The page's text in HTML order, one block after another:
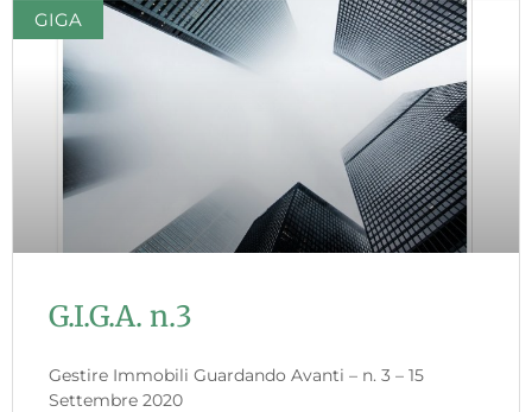
GIGA
G.I.G.A. n.3
Gestire Immobili Guardando Avanti – n. 3 – 15
Settembre 2020